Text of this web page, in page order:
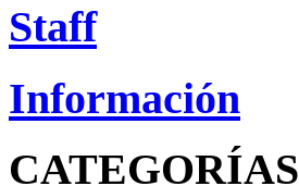
Staff
Información
CATEGORÍAS